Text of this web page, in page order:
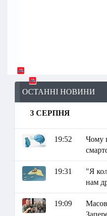
ОСТАННІ НОВИНИ
3 СЕРПНЯ
19:52
Чому
19:31
"Я
нам
19:09